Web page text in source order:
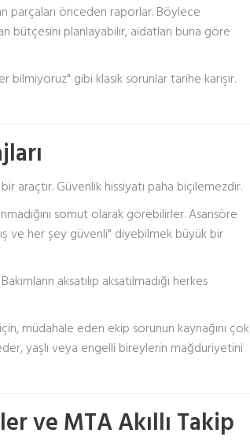
parçaları önceden raporlar. Böylece
bütçesini planlayabilir, aidatları buna göre
bilmiyoruz" gibi klasik sorunlar tarihe karışır.
araçtır. Güvenlik hissiyatı paha biçilemezdir.
somut olarak görebilirler. Asansöre
ve her şey güvenli" diyebilmek büyük bir
aksatılıp aksatılmadığı herkes
müdahale eden ekip sorunun kaynağını çok
yaşlı veya engelli bireylerin mağduriyetini
ve MTA Akıllı Takip